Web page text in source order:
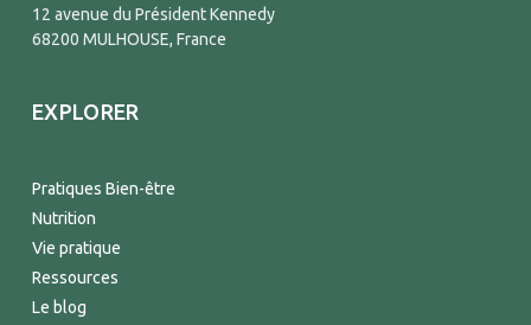
12 avenue du Président Kennedy
68200 MULHOUSE, France
EXPLORER
Pratiques Bien-être
Nutrition
Vie pratique
Ressources
Le blog